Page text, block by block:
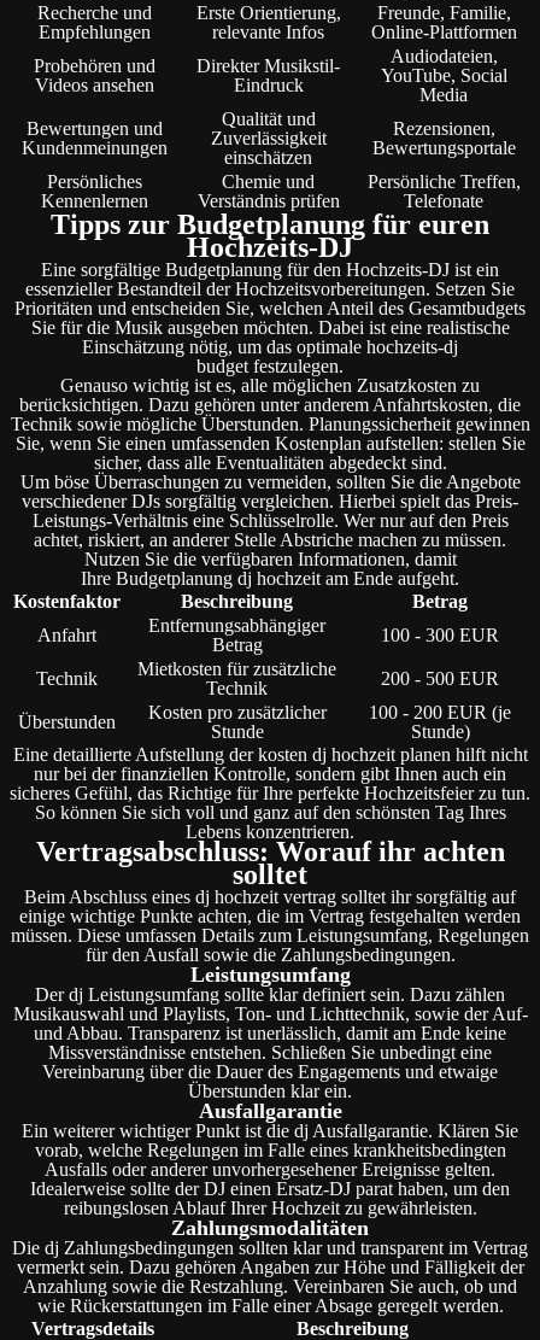
Recherche und
Empfehlungen
Erste Orientierung,
relevante Infos
Freunde, Familie,
Online-Plattformen
Probehören und
Videos ansehen
Direkter Musikstil-
Eindruck
Audiodateien,
YouTube, Social
Media
Bewertungen und
Kundenmeinungen
Qualität und
Zuverlässigkeit
einschätzen
Rezensionen,
Bewertungsportale
Persönliches
Kennenlernen
Chemie und
Verständnis prüfen
Persönliche Treffen,
Telefonate
Tipps zur Budgetplanung für euren
Hochzeits-DJ
Eine sorgfältige Budgetplanung für den Hochzeits-DJ ist ein
essenzieller Bestandteil der Hochzeitsvorbereitungen. Setzen Sie
Prioritäten und entscheiden Sie, welchen Anteil des Gesamtbudgets
Sie für die Musik ausgeben möchten. Dabei ist eine realistische
Einschätzung nötig, um das optimale hochzeits-dj
budget festzulegen.
Genauso wichtig ist es, alle möglichen Zusatzkosten zu
berücksichtigen. Dazu gehören unter anderem Anfahrtskosten, die
Technik sowie mögliche Überstunden. Planungssicherheit gewinnen
Sie, wenn Sie einen umfassenden Kostenplan aufstellen: stellen Sie
sicher, dass alle Eventualitäten abgedeckt sind.
Um böse Überraschungen zu vermeiden, sollten Sie die Angebote
verschiedener DJs sorgfältig vergleichen. Hierbei spielt das Preis-
Leistungs-Verhältnis eine Schlüsselrolle. Wer nur auf den Preis
achtet, riskiert, an anderer Stelle Abstriche machen zu müssen.
Nutzen Sie die verfügbaren Informationen, damit
Ihre Budgetplanung dj hochzeit am Ende aufgeht.
Kostenfaktor
Beschreibung
Betrag
Anfahrt
Entfernungsabhängiger
Betrag
100 - 300 EUR
Technik
Mietkosten für zusätzliche
Technik
200 - 500 EUR
Überstunden
Kosten pro zusätzlicher
Stunde
100 - 200 EUR (je
Stunde)
Eine detaillierte Aufstellung der kosten dj hochzeit planen hilft nicht
nur bei der finanziellen Kontrolle, sondern gibt Ihnen auch ein
sicheres Gefühl, das Richtige für Ihre perfekte Hochzeitsfeier zu tun.
So können Sie sich voll und ganz auf den schönsten Tag Ihres
Lebens konzentrieren.
Vertragsabschluss: Worauf ihr achten
solltet
Beim Abschluss eines dj hochzeit vertrag solltet ihr sorgfältig auf
einige wichtige Punkte achten, die im Vertrag festgehalten werden
müssen. Diese umfassen Details zum Leistungsumfang, Regelungen
für den Ausfall sowie die Zahlungsbedingungen.
Leistungsumfang
Der dj Leistungsumfang sollte klar definiert sein. Dazu zählen
Musikauswahl und Playlists, Ton- und Lichttechnik, sowie der Auf-
und Abbau. Transparenz ist unerlässlich, damit am Ende keine
Missverständnisse entstehen. Schließen Sie unbedingt eine
Vereinbarung über die Dauer des Engagements und etwaige
Überstunden klar ein.
Ausfallgarantie
Ein weiterer wichtiger Punkt ist die dj Ausfallgarantie. Klären Sie
vorab, welche Regelungen im Falle eines krankheitsbedingten
Ausfalls oder anderer unvorhergesehener Ereignisse gelten.
Idealerweise sollte der DJ einen Ersatz-DJ parat haben, um den
reibungslosen Ablauf Ihrer Hochzeit zu gewährleisten.
Zahlungsmodalitäten
Die dj Zahlungsbedingungen sollten klar und transparent im Vertrag
vermerkt sein. Dazu gehören Angaben zur Höhe und Fälligkeit der
Anzahlung sowie die Restzahlung. Vereinbaren Sie auch, ob und
wie Rückerstattungen im Falle einer Absage geregelt werden.
Vertragsdetails
Beschreibung